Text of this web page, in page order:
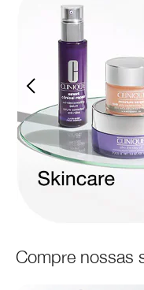
Compre nossas